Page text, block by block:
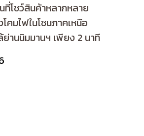
ที่โชว์สินค้าหลากหลาย
คมไฟในโซนภาคเหนือ
ย่านนิมมานฯ เพียง 2 นาที